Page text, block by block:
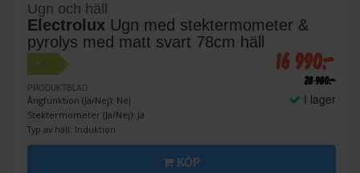
Ugn och häll
Electrolux Ugn med stektermometer &
pyrolys med matt svart 78cm häll
A+
PRODUKTBLAD
Ångfunktion (Ja/Nej): Nej
Stektermometer (Ja/Nej): Ja
Typ av häll: Induktion
16 990:-
28 980:-
I lager
KÖP